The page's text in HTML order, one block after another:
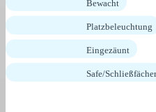
Bewacht
Platzbeleuchtung
Eingezäunt
Safe/Schließfächer